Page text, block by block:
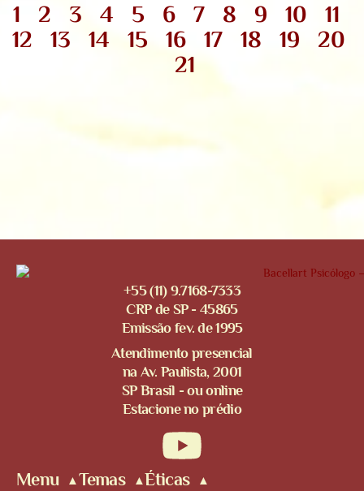
1 2 3 4 5 6 7 8 9 10
11
12
13 14 15 16 17 18 19
20
21
+55 (11) 9.7168-7333
CRP de SP - 45865
Emissão fev. de 1995
Atendimento presencial
na Av. Paulista, 2001
SP Brasil - ou online
Estacione no prédio
Menu Temas Éticas